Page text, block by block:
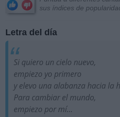
sus índices de
Letra del día
Si quiero un cielo nuevo,
empiezo yo primero
y elevo una alabanza hacia la
Para cambiar el mundo,
empiezo por mí...